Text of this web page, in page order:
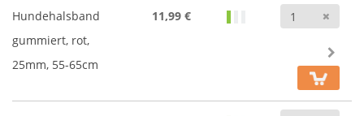
Hundehalsband
gummiert, rot,
25mm, 55-65cm
11,99 €